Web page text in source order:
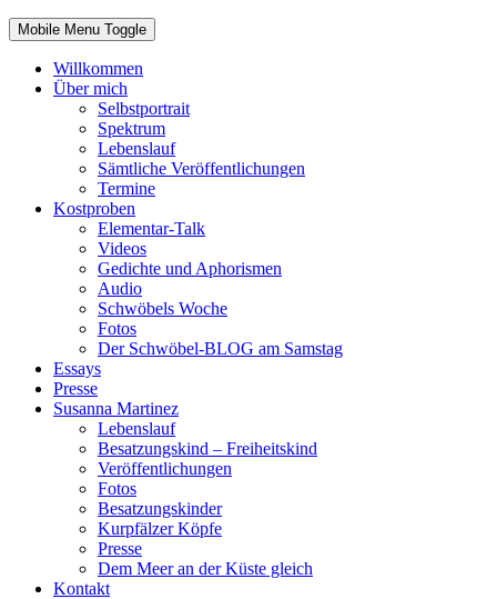
Mobile Menu Toggle
Willkommen
Über mich
Selbstportrait
Spektrum
Lebenslauf
Sämtliche Veröffentlichungen
Termine
Kostproben
Elementar-Talk
Videos
Gedichte und Aphorismen
Audio
Schwöbels Woche
Fotos
Der Schwöbel-BLOG am Samstag
Essays
Presse
Susanna Martinez
Lebenslauf
Besatzungskind – Freiheitskind
Veröffentlichungen
Fotos
Besatzungskinder
Kurpfälzer Köpfe
Presse
Dem Meer an der Küste gleich
Kontakt